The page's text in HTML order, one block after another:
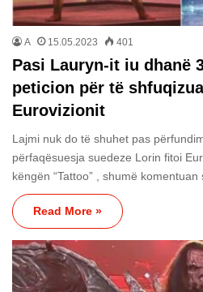
A 15.05.2023 401
Pasi Lauryn-it iu dhanë
peticion për të
Eurovizionit
Lajmi nuk do të shuhet pas
përfaqësuesja suedeze Lorin fitoi
këngën “Tattoo” , shumë komentuan
Read More »